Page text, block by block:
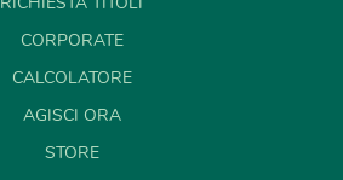
CORPORATE
CALCOLATORE
AGISCI ORA
STORE